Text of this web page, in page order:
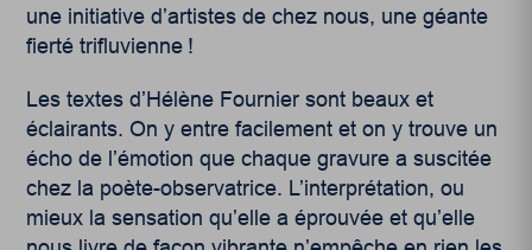
une initiative d’artistes de chez nous, une géante
fierté trifluvienne !
Les textes d’Hélène Fournier sont beaux et
éclairants. On y entre facilement et on y trouve un
écho de l’émotion que chaque gravure a suscitée
chez la poète-observatrice. L’interprétation, ou
mieux la sensation qu’elle a éprouvée et qu’elle